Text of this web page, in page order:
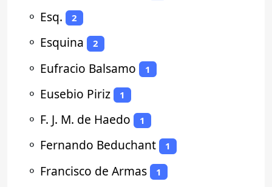
⚬ Esq. 2
⚬ Esquina 2
⚬ Eufracio Balsamo 1
⚬ Eusebio Piriz 1
⚬ F. J. M. de Haedo 1
⚬ Fernando Beduchant 1
⚬ Francisco de Armas 1